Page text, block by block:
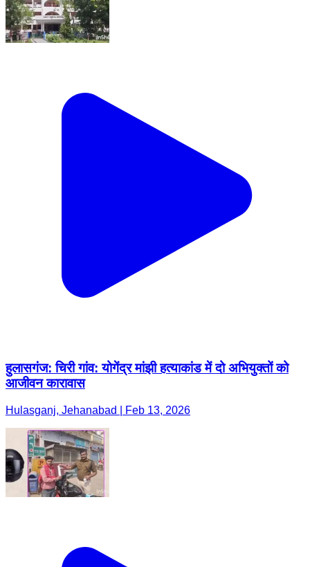
हुलासगंज: चिरी गांव: योगेंद्र मांझी हत्याकांड में दो अभियुक्तों को
आजीवन कारावास
Hulasganj, Jehanabad | Feb 13, 2026